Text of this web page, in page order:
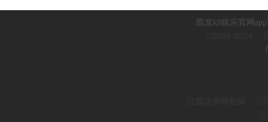
凯发k8娱乐官网